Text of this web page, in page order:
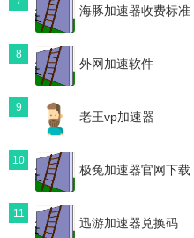
海豚加速器收费标准
8
外网加速软件
9
老王vp加速器
10
极兔加速器官网下载
11
迅游加速器兑换码